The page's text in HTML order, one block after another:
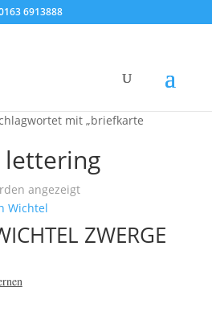
6913888
mit „briefkarte
angezeigt
ZWERGE